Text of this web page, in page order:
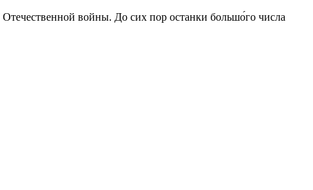
войны. До сих пор останки большо́го числа